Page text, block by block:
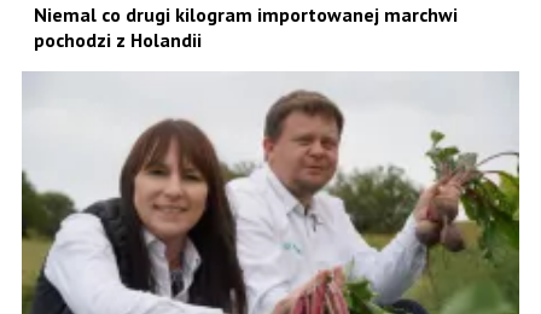
Niemal co drugi kilogram importowanej marchwi
pochodzi z Holandii